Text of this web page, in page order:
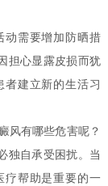
需要增加防晒措
担心显露皮损而犹
建立新的生活习
有哪些危害呢？
独自承受困扰。当
疗帮助是重要的一